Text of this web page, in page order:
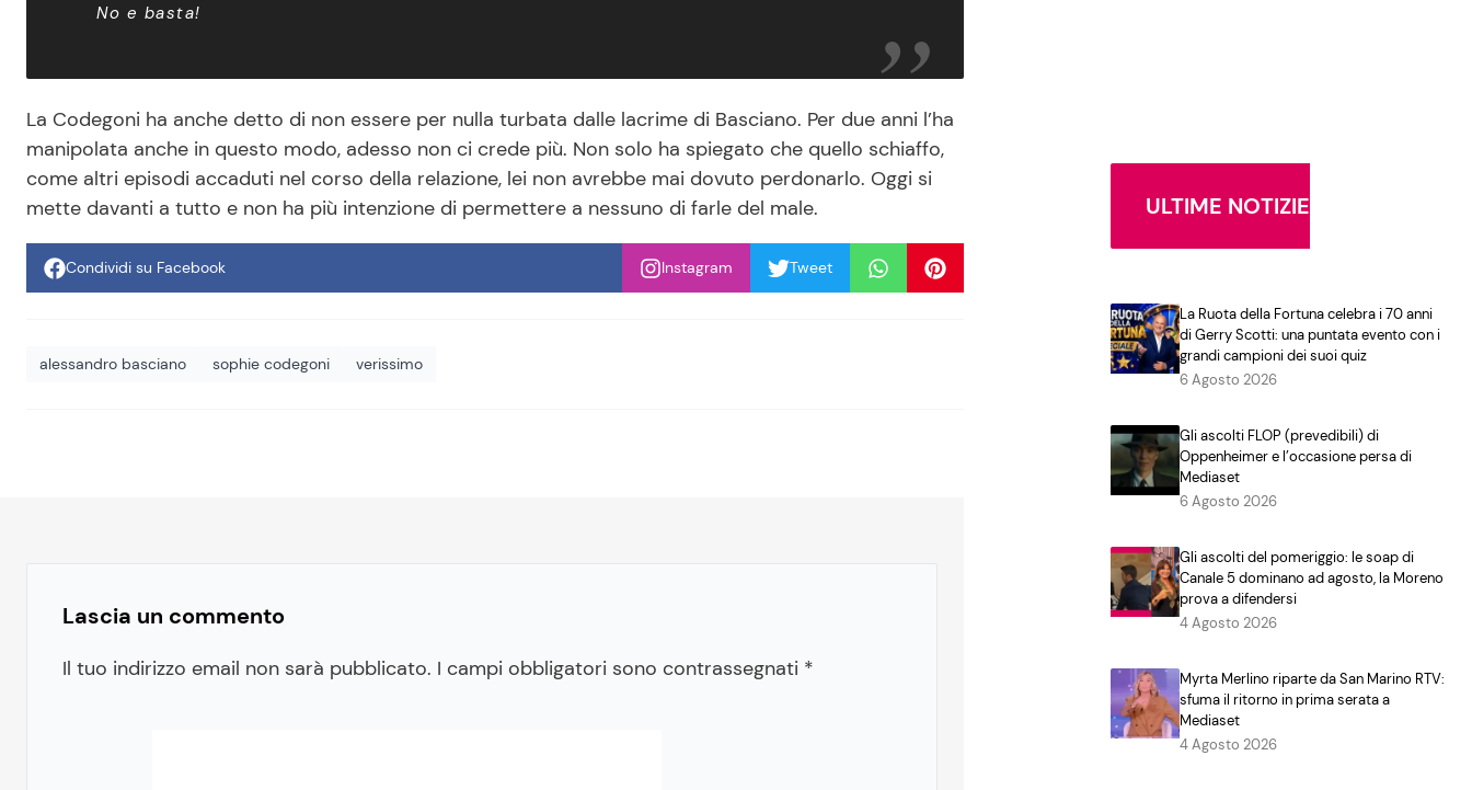
No e basta!
La Codegoni ha anche detto di non essere per nulla turbata dalle lacrime di Basciano. Per due anni l’ha
manipolata anche in questo modo, adesso non ci crede più. Non solo ha spiegato che quello schiaffo,
come altri episodi accaduti nel corso della relazione, lei non avrebbe mai dovuto perdonarlo. Oggi si
mette davanti a tutto e non ha più intenzione di permettere a nessuno di farle del male.
Condividi su Facebook Instagram Tweet
alessandro basciano sophie codegoni verissimo
Lascia un commento
Il tuo indirizzo email non sarà pubblicato. I campi obbligatori sono contrassegnati *
ULTIME NOTIZIE
La Ruota della Fortuna celebra i 70 anni
di Gerry Scotti: una puntata evento con i
grandi campioni dei suoi quiz
6 Agosto 2026
Gli ascolti FLOP (prevedibili) di
Oppenheimer e l’occasione persa di
Mediaset
6 Agosto 2026
Gli ascolti del pomeriggio: le soap di
Canale 5 dominano ad agosto, la Moreno
prova a difendersi
4 Agosto 2026
Myrta Merlino riparte da San Marino RTV:
sfuma il ritorno in prima serata a
Mediaset
4 Agosto 2026